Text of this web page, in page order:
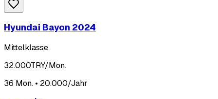
Hyundai Bayon 2024
Mittelklasse
32.000TRY/Mon.
36 Mon. • 20.000/Jahr